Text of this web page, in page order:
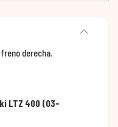
derecha.
LTZ 400 (03-